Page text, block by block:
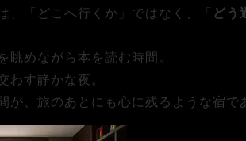
、「どこへ行くか」ではなく、「 どう
眺めながら本を読む時間。
わす静かな夜。
が、旅のあとにも心に残るような宿で